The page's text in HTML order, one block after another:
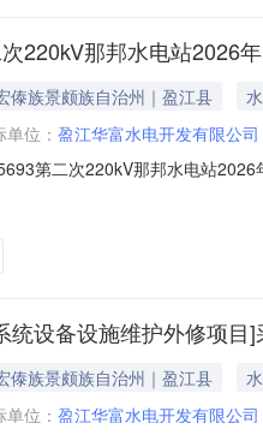
220kV那邦水电站2026
傣族景颇族自治州｜盈江县
位： 盈江华富水电开发有限公司
第二次220kV那邦水电站
统设备设施维护外修项目
傣族景颇族自治州｜盈江县
位： 盈江华富水电开发有限公司